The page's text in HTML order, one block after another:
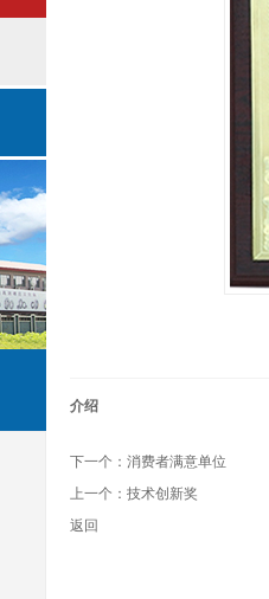
介绍
下一个： 消费者满意单位
上一个： 技术创新奖
返回